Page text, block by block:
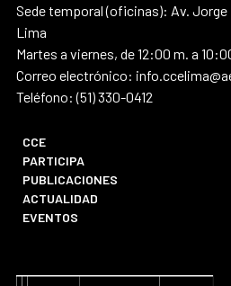
Sede temporal (oficinas): Av. Jorge
Lima
Martes a viernes, de 12:00 m. a
Correo electrónico:
Teléfono: (51) 330-0412
CCE
PARTICIPA
PUBLICACIONES
ACTUALIDAD
EVENTOS